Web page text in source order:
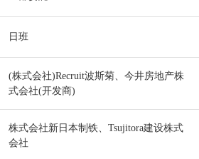
日班
(株式会社)Recruit波斯菊、今井房地产株
式会社(开发商)
株式会社新日本制铁、Tsujitora建设株式
会社